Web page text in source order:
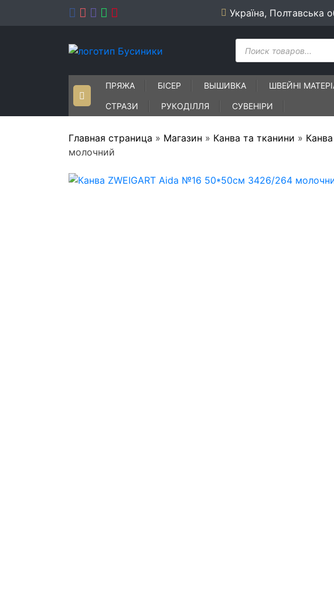
Україна, Полтавська
Пошук
товарів
ПРЯЖА БІСЕР ВЫШИВКА ШВЕЙНІ
СТРАЗИ РУКОДІЛЛЯ СУВЕНІРИ
Главная страница » Магазин » Канва та тканини »
молочний